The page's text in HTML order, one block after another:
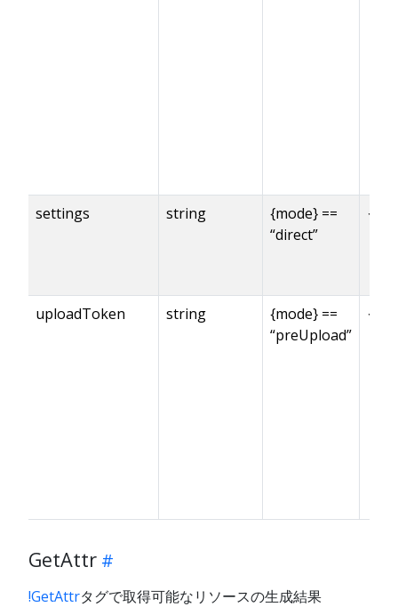
settings string
{mode} ==
“direct”
✓※
uploadToken string
{mode} ==
“preUpload”
✓※
GetAttr
!GetAttrタグで取得可能なリソースの生成結果